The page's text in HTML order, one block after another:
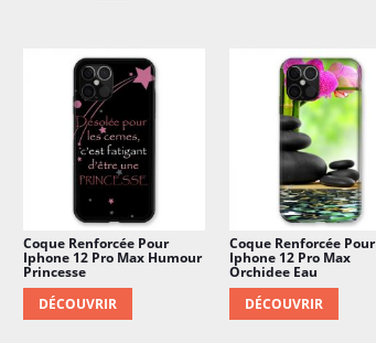
Coque Renforcée Pour
Iphone 12 Pro Max Humour
Princesse
DÉCOUVRIR
Coque Renforcée Pour
Iphone 12 Pro Max
Orchidee Eau
DÉCOUVRIR